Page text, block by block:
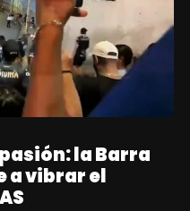
la Barra
a vibrar el